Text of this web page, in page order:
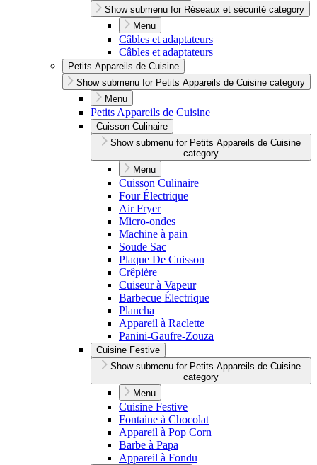
Show submenu for Réseaux et sécurité category
Menu
Câbles et adaptateurs
Câbles et adaptateurs
Petits Appareils de Cuisine
Show submenu for Petits Appareils de Cuisine category
Menu
Petits Appareils de Cuisine
Cuisson Culinaire
Show submenu for Petits Appareils de Cuisine
category
Menu
Cuisson Culinaire
Four Électrique
Air Fryer
Micro-ondes
Machine à pain
Soude Sac
Plaque De Cuisson
Crêpière
Cuiseur à Vapeur
Barbecue Électrique
Plancha
Appareil à Raclette
Panini-Gaufre-Zouza
Cuisine Festive
Show submenu for Petits Appareils de Cuisine
category
Menu
Cuisine Festive
Fontaine à Chocolat
Appareil à Pop Corn
Barbe à Papa
Appareil à Fondu